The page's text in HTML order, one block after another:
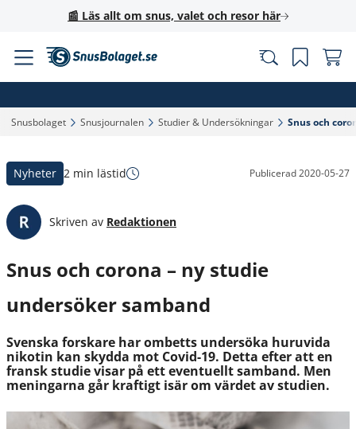
📰 Läs allt om snus, valet och resor här
Snusbolaget‎ Snusjournalen‎ Studier & Undersökningar‎ Snus och
Nyheter 2 min lästid Publicerad2020-05-27
Skriven av Redaktionen
Snus och corona – ny studie
undersöker samband
Svenska forskare har ombetts undersöka huruvida
nikotin kan skydda mot Covid-19. Detta efter att en
fransk studie visar på ett eventuellt samband. Men
meningarna går kraftigt isär om värdet av studien.